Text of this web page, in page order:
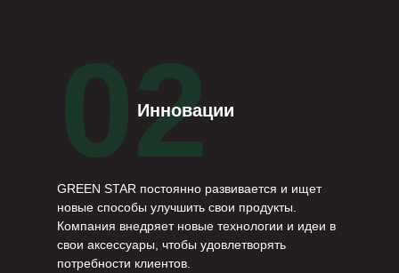
02
Инновации
GREEN STAR постоянно развивается и ищет
новые способы улучшить свои продукты.
Компания внедряет новые технологии и идеи в
свои аксессуары, чтобы удовлетворять
потребности клиентов.